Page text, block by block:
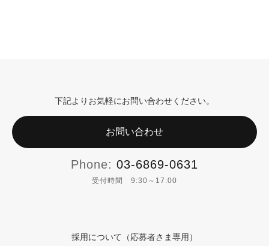
下記よりお気軽にお問い合わせください。
お問い合わせ
Phone: 03-6869-0631
受付時間 9:30～17:00
採用について（応募者さま専用）